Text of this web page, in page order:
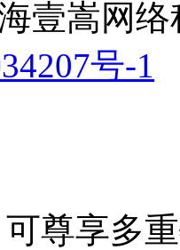
壹嵩网
号-1
尊享多